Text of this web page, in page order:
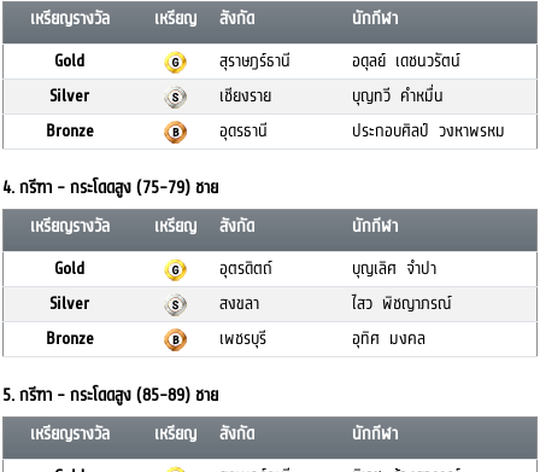
เหรียญรางวัล
เหรียญ สังกัด
นักกีฬา
Gold
สุราษฎร์ธานี
อดุลย์ เดชนวรัตน์
Silver
เชียงราย
บุญทวี คำหมื่น
Bronze
อุดรธานี ประกอบศิลป์ วงหาพรหม
4. กรีฑา - กระโดดสูง (75-79) ชาย
เหรียญรางวัล
เหรียญ สังกัด
นักกีฬา
Gold
อุตรดิตถ์
บุญเลิศ จำปา
Silver
สงขลา
ไสว พิชญาภรณ์
Bronze
เพชรบุรี อุทิศ มงคล
5. กรีฑา - กระโดดสูง (85-89) ชาย
เหรียญรางวัล
เหรียญ สังกัด
นักกีฬา